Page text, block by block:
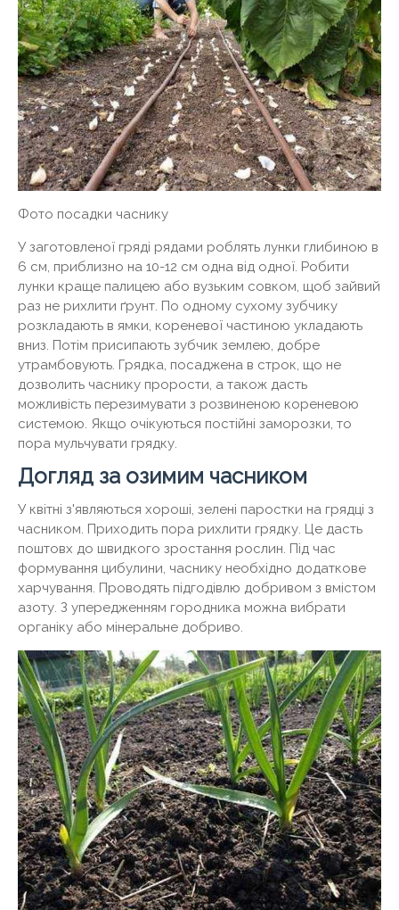
Фото посадки часнику
У заготовленої гряді рядами роблять лунки глибиною в
6 см, приблизно на 10-12 см одна від одної. Робити
лунки краще палицею або вузьким совком, щоб зайвий
раз не рихлити ґрунт. По одному сухому зубчику
розкладають в ямки, кореневої частиною укладають
вниз. Потім присипають зубчик землею, добре
утрамбовують. Грядка, посаджена в строк, що не
дозволить часнику прорости, а також дасть
можливість перезимувати з розвиненою кореневою
системою. Якщо очікуються постійні заморозки, то
пора мульчувати грядку.
Догляд за озимим часником
У квітні з'являються хороші, зелені паростки на грядці з
часником. Приходить пора рихлити грядку. Це дасть
поштовх до швидкого зростання рослин. Під час
формування цибулини, часнику необхідно додаткове
харчування. Проводять підгодівлю добривом з вмістом
азоту. З упередженням городника можна вибрати
органіку або мінеральне добриво.